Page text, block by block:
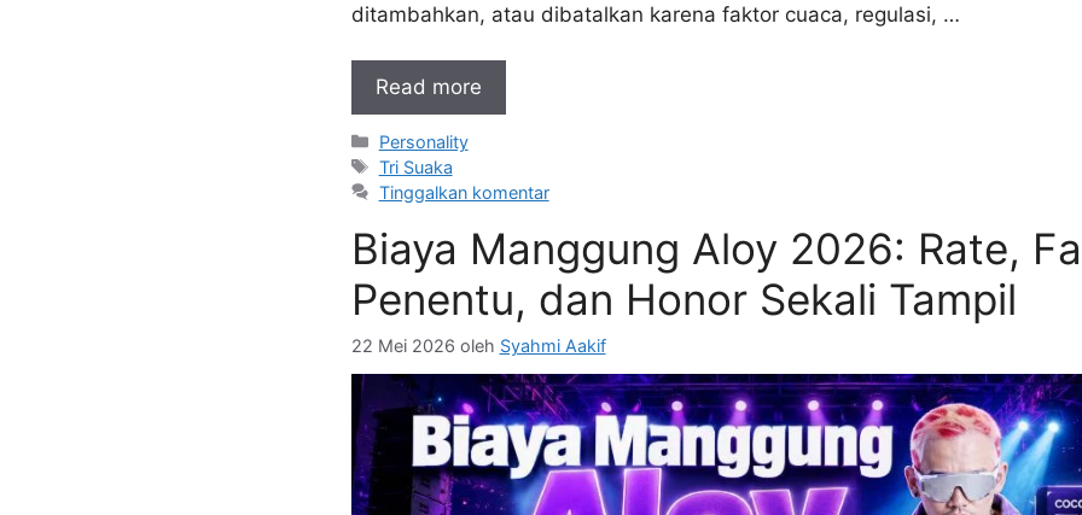
ditambahkan, atau dibatalkan karena faktor cuaca, regulasi, …
Read more
Kategori
Personality
Tag
Tri Suaka
Tinggalkan komentar
Biaya Manggung Aloy 2026: Rate,
Penentu, dan Honor Sekali Tampil
22 Mei 2026 oleh Syahmi Aakif